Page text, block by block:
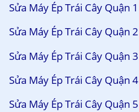
Sửa Máy Ép Trái Cây Quận 1
Sửa Máy Ép Trái Cây Quận 2
Sửa Máy Ép Trái Cây Quận 3
Sửa Máy Ép Trái Cây Quận 4
Sửa Máy Ép Trái Cây Quận 5